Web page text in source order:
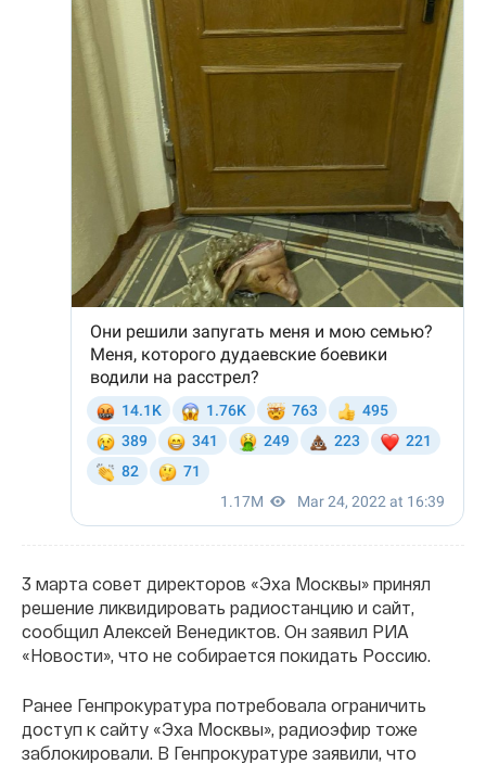
3 марта совет директоров «Эха Москвы» принял
решение ликвидировать радиостанцию и сайт,
сообщил Алексей Венедиктов. Он заявил РИА
«Новости», что не собирается покидать Россию.
Ранее Генпрокуратура потребовала ограничить
доступ к сайту «Эха Москвы», радиоэфир тоже
заблокировали. В Генпрокуратуре заявили, что